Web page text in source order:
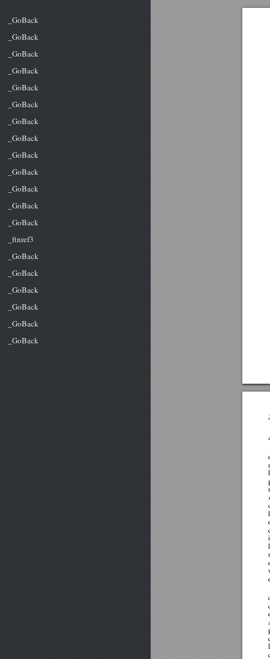
_GoBack
_GoBack
_GoBack
_GoBack
_GoBack
_GoBack
_GoBack
_GoBack
_GoBack
_GoBack
_GoBack
_GoBack
_GoBack
_ftnref3
_GoBack
_GoBack
_GoBack
_GoBack
_GoBack
_GoBack